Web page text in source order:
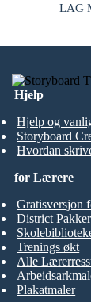
LAG
Hjelp
Hjelp og
Storyboard
Hvordan
for Lærere
Gratisversjon
District Pakker
Trenings økt
Alle
Plakatmaler